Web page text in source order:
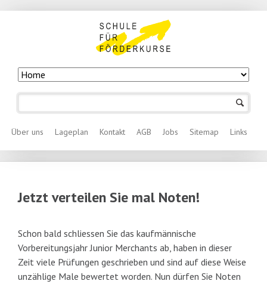
Navigation überspringen
Über uns Lageplan Kontakt AGB Jobs Sitemap Links
Jetzt verteilen Sie mal Noten!
Schon bald schliessen Sie das kaufmännische
Vorbereitungsjahr Junior Merchants ab, haben in dieser
Zeit viele Prüfungen geschrieben und sind auf diese Weise
unzählige Male bewertet worden. Nun dürfen Sie Noten